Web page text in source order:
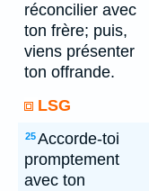
réconcilier avec
ton frère; puis,
viens présenter
ton offrande.
LSG
25Accorde-toi
promptement
avec ton